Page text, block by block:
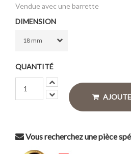
Vendue avec une barrette
DIMENSION
QUANTITÉ
Vous recherchez une pièce